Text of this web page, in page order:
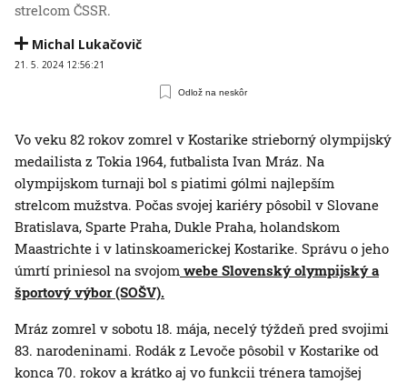
strelcom ČSSR.
Michal Lukačovič
21. 5. 2024 12:56:21
Odlož na neskôr
Vo veku 82 rokov zomrel v Kostarike strieborný olympijský
medailista z Tokia 1964, futbalista Ivan Mráz. Na
olympijskom turnaji bol s piatimi gólmi najlepším
strelcom mužstva. Počas svojej kariéry pôsobil v Slovane
Bratislava, Sparte Praha, Dukle Praha, holandskom
Maastrichte i v latinskoamerickej Kostarike. Správu o jeho
úmrtí priniesol na svojom webe Slovenský olympijský a
športový výbor (SOŠV).
Mráz zomrel v sobotu 18. mája, necelý týždeň pred svojimi
83. narodeninami. Rodák z Levoče pôsobil v Kostarike od
konca 70. rokov a krátko aj vo funkcii trénera tamojšej